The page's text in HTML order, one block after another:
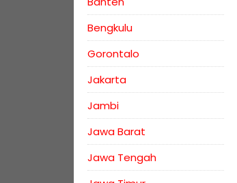
Bengkulu
Gorontalo
Jakarta
Jambi
Jawa Barat
Jawa Tengah